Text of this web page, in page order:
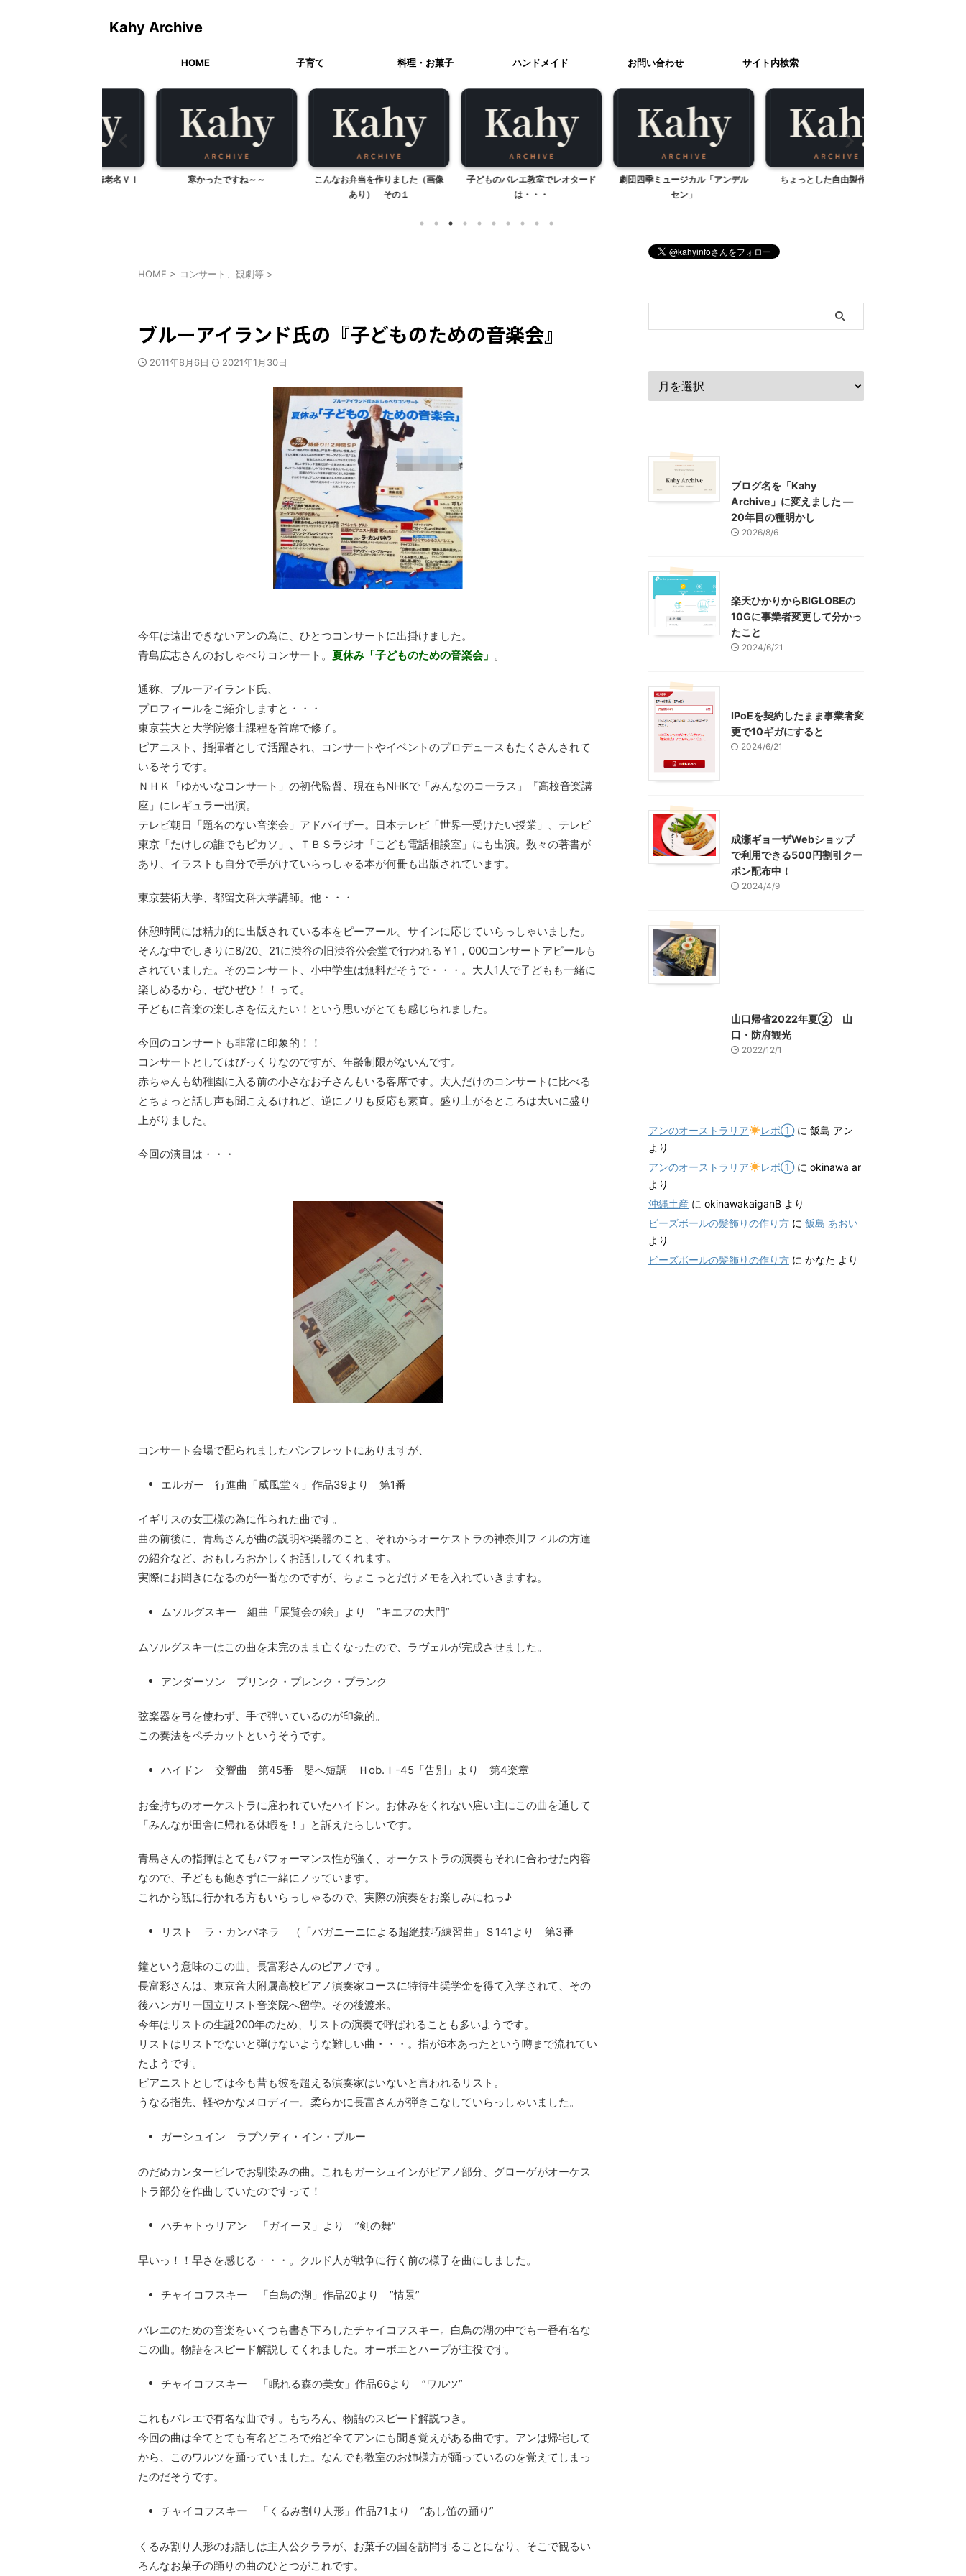
Kahy Archive
HOME 子育て 料理・お菓子 ハンドメイド お問い合わせ サイト内検索
寒かったですね～～
こんなお弁当を作りました（画像
あり） その１
子どものバレエ教室でレオタード
劇団四季ミュージカル「アンデル
ちょっとした自由製作が好き
HOME > コンサート、観劇等 >
ブルーアイランド氏の『子どものための音楽会』
2011年8月6日 2021年1月30日
今年は遠出できないアンの為に、ひとつコンサートに出掛けました。
青島広志さんのおしゃべりコンサート。 夏休み「子どものための音楽会」 。
通称、ブルーアイランド氏、
プロフィールをご紹介しますと・・・
東京芸大と大学院修士課程を首席で修了。
ピアニスト、指揮者として活躍され、コンサートやイベントのプロデュースもたくさんされて
いるそうです。
ＮＨＫ「ゆかいなコンサート」の初代監督、現在もNHKで「みんなのコーラス」『高校音楽講
座」にレギュラー出演。
テレビ朝日「題名のない音楽会」アドバイザー。日本テレビ「世界一受けたい授業」、テレビ
東京「たけしの誰でもピカソ」、ＴＢＳラジオ「こども電話相談室」にも出演。数々の著書が
あり、イラストも自分で手がけていらっしゃる本が何冊も出版されています。
東京芸術大学、都留文科大学講師。他・・・
休憩時間には精力的に出版されている本をピーアール。サインに応じていらっしゃいました。
そんな中でしきりに8/20、21に渋谷の旧渋谷公会堂で行われる￥1，000コンサートアピールも
されていました。そのコンサート、小中学生は無料だそうで・・・。大人1人で子どもも一緒に
楽しめるから、ぜひぜひ！！って。
子どもに音楽の楽しさを伝えたい！という思いがとても感じられました。
今回のコンサートも非常に印象的！！
コンサートとしてはびっくりなのですが、年齢制限がないんです。
赤ちゃんも幼稚園に入る前の小さなお子さんもいる客席です。大人だけのコンサートに比べる
とちょっと話し声も聞こえるけれど、逆にノリも反応も素直。盛り上がるところは大いに盛り
上がりました。
今回の演目は・・・
コンサート会場で配られましたパンフレットにありますが、
エルガー 行進曲「威風堂々」作品39より 第1番
イギリスの女王様の為に作られた曲です。
曲の前後に、青島さんが曲の説明や楽器のこと、それからオーケストラの神奈川フィルの方達
の紹介など、おもしろおかしくお話ししてくれます。
実際にお聞きになるのが一番なのですが、ちょこっとだけメモを入れていきますね。
ムソルグスキー 組曲「展覧会の絵」より ”キエフの大門”
ムソルグスキーはこの曲を未完のまま亡くなったので、ラヴェルが完成させました。
アンダーソン プリンク・プレンク・プランク
弦楽器を弓を使わず、手で弾いているのが印象的。
この奏法をペチカットというそうです。
ハイドン 交響曲 第45番 嬰へ短調 Ｈob.Ｉ-45「告別」より 第4楽章
お金持ちのオーケストラに雇われていたハイドン。お休みをくれない雇い主にこの曲を通して
「みんなが田舎に帰れる休暇を！」と訴えたらしいです。
青島さんの指揮はとてもパフォーマンス性が強く、オーケストラの演奏もそれに合わせた内容
なので、子どもも飽きずに一緒にノッています。
これから観に行かれる方もいらっしゃるので、実際の演奏をお楽しみにねっ♪
リスト ラ・カンパネラ （「パガニーニによる超絶技巧練習曲」Ｓ141より 第3番
鐘という意味のこの曲。長富彩さんのピアノです。
長富彩さんは、東京音大附属高校ピアノ演奏家コースに特待生奨学金を得て入学されて、その
後ハンガリー国立リスト音楽院へ留学。その後渡米。
今年はリストの生誕200年のため、リストの演奏で呼ばれることも多いようです。
リストはリストでないと弾けないような難しい曲・・・。指が6本あったという噂まで流れてい
たようです。
ピアニストとしては今も昔も彼を超える演奏家はいないと言われるリスト。
うなる指先、軽やかなメロディー。柔らかに長富さんが弾きこなしていらっしゃいました。
ガーシュイン ラプソディ・イン・ブルー
のだめカンタービレでお馴染みの曲。これもガーシュインがピアノ部分、グローゲがオーケス
トラ部分を作曲していたのですって！
ハチャトゥリアン 「ガイーヌ」より ”剣の舞”
早いっ！！早さを感じる・・・。クルド人が戦争に行く前の様子を曲にしました。
チャイコフスキー 「白鳥の湖」作品20より ”情景”
バレエのための音楽をいくつも書き下ろしたチャイコフスキー。白鳥の湖の中でも一番有名な
この曲。物語をスピード解説してくれました。オーボエとハープが主役です。
チャイコフスキー 「眠れる森の美女」作品66より ”ワルツ”
これもバレエで有名な曲です。もちろん、物語のスピード解説つき。
今回の曲は全てとても有名どころで殆ど全てアンにも聞き覚えがある曲です。アンは帰宅して
から、このワルツを踊っていました。なんでも教室のお姉様方が踊っているのを覚えてしまっ
たのだそうです。
チャイコフスキー 「くるみ割り人形」作品71より ”あし笛の踊り”
くるみ割り人形のお話しは主人公クララが、お菓子の国を訪問することになり、そこで観るい
ろんなお菓子の踊りの曲のひとつがこれです。
ブログ名を「Kahy
Archive」に変えました ―
20年目の種明かし
2026/8/6
楽天ひかりからBIGLOBEの
10Gに事業者変更して分かっ
たこと
2024/6/21
IPoEを契約したまま事業者変
更で10ギガにすると
2024/6/21
成瀬ギョーザWebショップ
で利用できる500円割引クー
ポン配布中！
2024/4/9
山口帰省2022年夏② 山
口・防府観光
2022/12/1
アンのオーストラリア レポ①に 飯島 アン
より
アンのオーストラリア
レポ①に okinawa ar
より
沖縄土産 に okinawakaiganB より
ビーズボールの髪飾りの作り方 に 飯島 あおい
より
ビーズボールの髪飾りの作り方 に かなた より